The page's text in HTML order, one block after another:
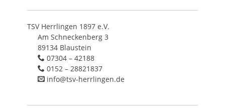
TSV Herrlingen 1897 e.V.
Am Schneckenberg 3
89134 Blaustein
07304 – 42188
0152 – 28821837
info@tsv-herrlingen.de